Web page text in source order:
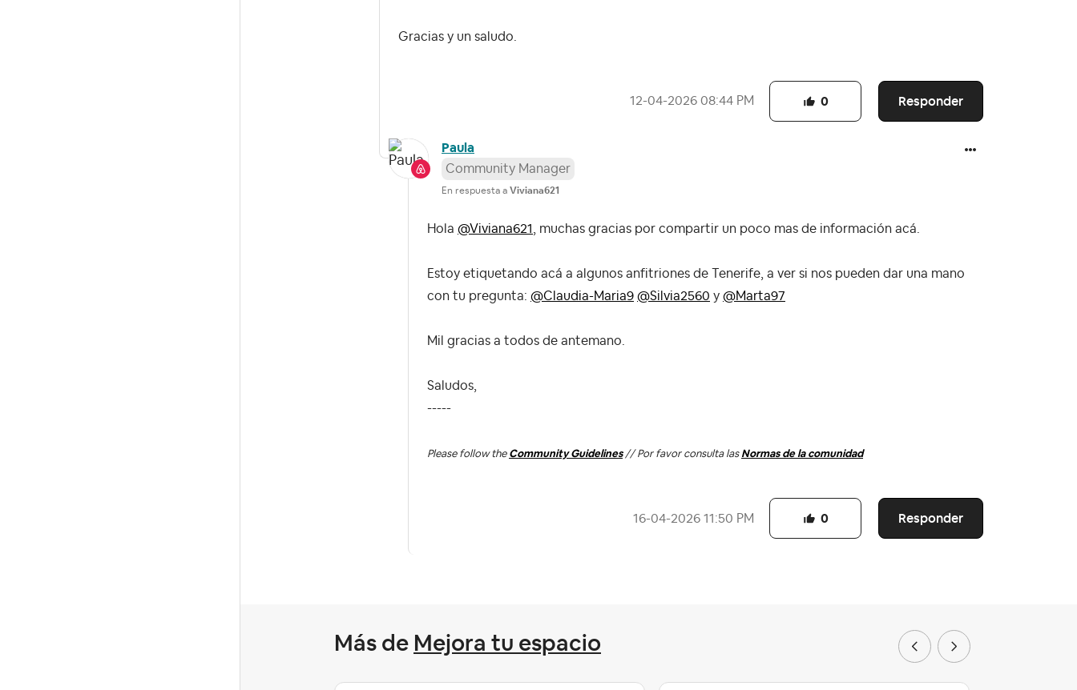
Gracias y un saludo.
‎12-04-2026 08:44 PM Responder
0
Paula
Community Manager
En respuesta a Viviana621
Hola @Viviana621 , muchas gracias por compartir un poco mas de información acá.
Estoy etiquetando acá a algunos anfitriones de Tenerife, a ver si nos pueden dar una mano
con tu pregunta: @Claudia-Maria9 @Silvia2560 y @Marta97
Mil gracias a todos de antemano.
Saludos,
-----
Please follow the Community Guidelines// Por favor consulta las Normas de la comunidad
‎16-04-2026 11:50 PM Responder
0
Más de Mejora tu espacio